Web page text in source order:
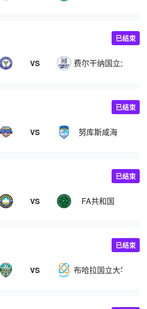
VS 费尔干纳国立大学
已结束
VS 努库斯咸海
已结束
VS FA共和国
已结束
VS 布哈拉国立大学
已结束